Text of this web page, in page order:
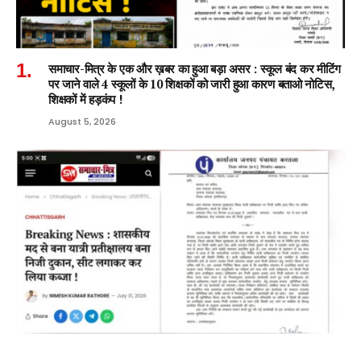
समाचार-मित्र के एक और ख़बर का हुआ बड़ा असर : स्कूल बंद कर मीटिंग
पर जाने वाले 4 स्कूलों के 10 शिक्षकों को जारी हुआ कारण बताओ नोटिस,
शिक्षकों में हड़कंप !
August 5, 2026